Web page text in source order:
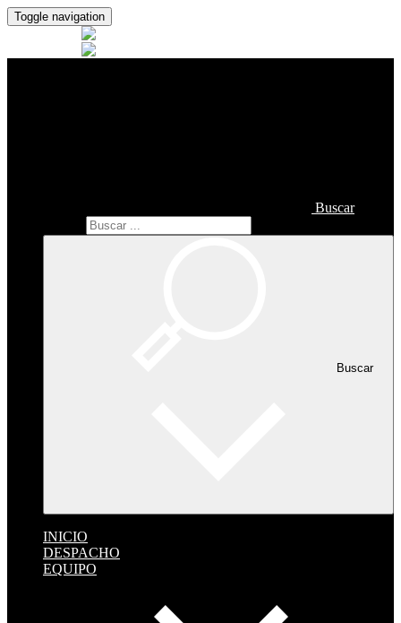
Toggle navigation
Buscar
Buscar
INICIO
DESPACHO
EQUIPO